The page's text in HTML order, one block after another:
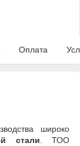
Оплата
широко
стали. ТОО